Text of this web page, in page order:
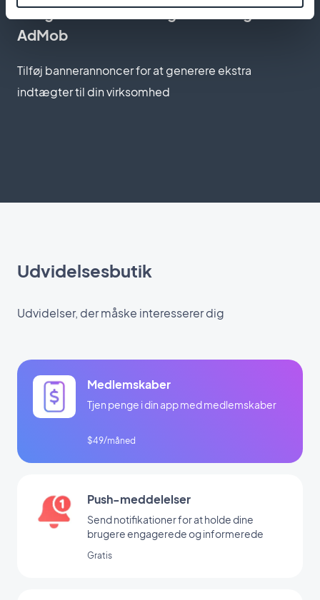
Integreret annoncering med Google
AdMob
Tilføj bannerannoncer for at generere ekstra
indtægter til din virksomhed
Udvidelsesbutik
Udvidelser, der måske interesserer dig
Medlemskaber
Tjen penge i din app med medlemskaber
$49/måned
Push-meddelelser
Send notifikationer for at holde dine
brugere engagerede og informerede
Gratis